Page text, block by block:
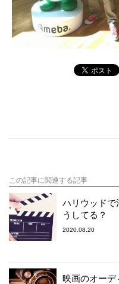
この記事に関連する記事
ハリウッドで
うしてる？
2020.08.20
映画のオーデ